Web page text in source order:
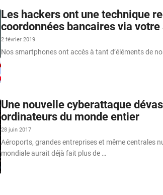
Les hackers ont une technique
coordonnées bancaires via
2 février 2019
Nos smartphones ont accès à tant d’éléments de
Une nouvelle cyberattaque
ordinateurs du monde entier
28 juin 2017
Aéroports, grandes entreprises et même centrales
mondiale aurait déjà fait plus de …